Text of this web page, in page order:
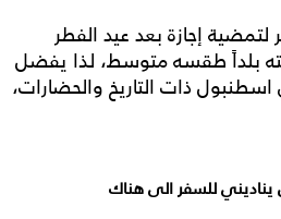
إجازة بعد عيد الفطر
بلداً طقسه متوسط، لذا يفضل
ذات التاريخ والحضارات،
يناديني للسفر الى هناك